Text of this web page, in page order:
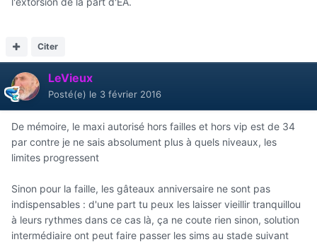
Citer
LeVieux
Posté(e) le 3 février 2016
De mémoire, le maxi autorisé hors failles et hors vip est de 34
par contre je ne sais absolument plus à quels niveaux, les
limites progressent
Sinon pour la faille, les gâteaux anniversaire ne sont pas
indispensables : d'une part tu peux les laisser vieillir tranquillou
à leurs rythmes dans ce cas là, ça ne coute rien sinon, solution
intermédiaire ont peut faire passer les sims au stade suivant